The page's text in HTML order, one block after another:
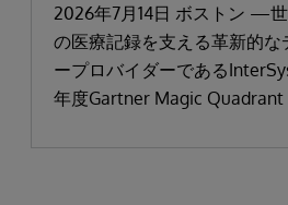
「リーダー」と評価さ
2026年7月14日 ボストン —
の医療記録を支える革新的な
ープロバイダーである
年度Gartner Magic Quadrant
Electronic Health Records（